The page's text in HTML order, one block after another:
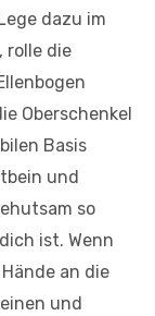
dazu im
rolle die
Oberschenkel
Basis
und
so
ist. Wenn
an die
und